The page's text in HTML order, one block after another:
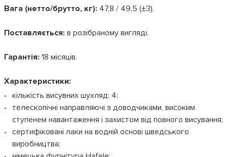
Вага (нетто/брутто, кг): 47,8 / 49,5 (±3).
Поставляється: в розібраному вигляді.
Гарантія: 18 місяців.
Характеристики:
кількість висувних шухляд: 4;
телескопічні направляючі з доводчиками, високим
ступенем навантаження і захистом від повного висування;
сертифіковані лаки на водній основі шведського
виробництва;